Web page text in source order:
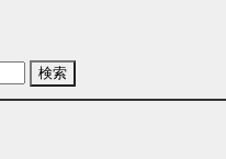
ャラ一覧情報